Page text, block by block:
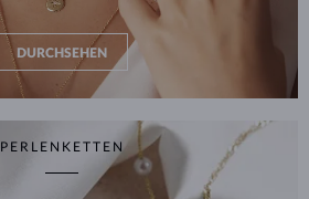
DURCHSEHEN
PERLENKETTEN